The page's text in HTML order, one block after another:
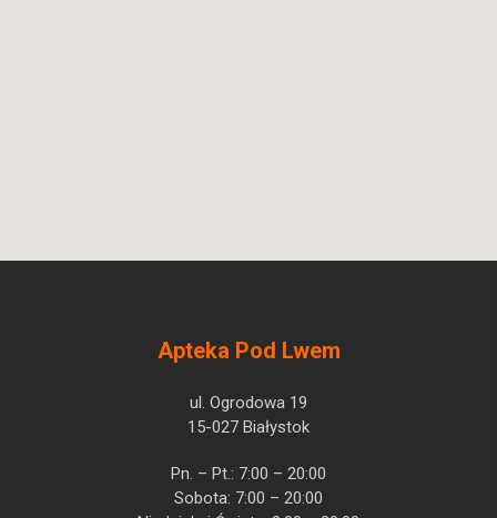
Apteka Pod Lwem
ul. Ogrodowa 19
15-027 Białystok
Pn. – Pt.: 7:00 – 20:00
Sobota: 7:00 – 20:00